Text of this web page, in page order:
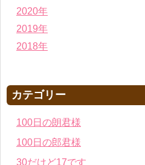
2020年
2019年
2018年
カテゴリー
100日の朗君様
100日の郎君様
30だけど17です